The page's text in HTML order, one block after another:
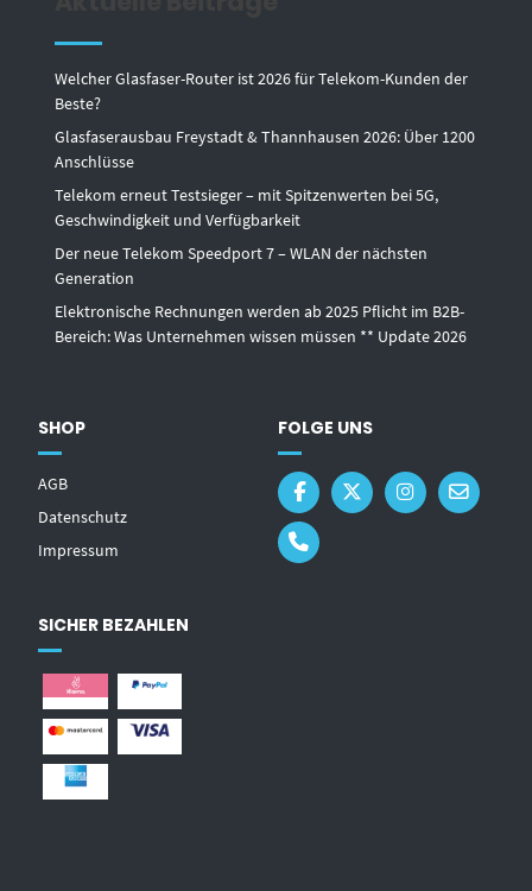
Welcher Glasfaser-Router ist 2026 für Telekom-Kunden der
Beste?
Glasfaserausbau Freystadt & Thannhausen 2026: Über 1200
Anschlüsse
Telekom erneut Testsieger – mit Spitzenwerten bei 5G,
Geschwindigkeit und Verfügbarkeit
Der neue Telekom Speedport 7 – WLAN der nächsten
Generation
Elektronische Rechnungen werden ab 2025 Pflicht im B2B-
Bereich: Was Unternehmen wissen müssen ** Update 2026
SHOP
AGB
Datenschutz
Impressum
FOLGE UNS
SICHER BEZAHLEN